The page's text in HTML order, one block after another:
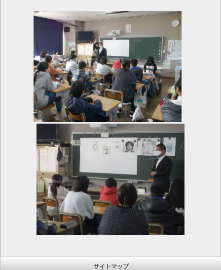
サイトマップ